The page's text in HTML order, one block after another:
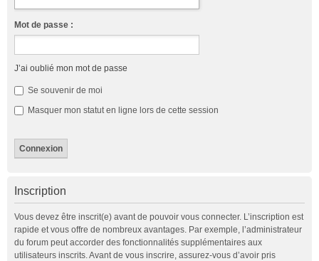
Mot de passe :
J’ai oublié mon mot de passe
Se souvenir de moi
Masquer mon statut en ligne lors de cette session
Inscription
Vous devez être inscrit(e) avant de pouvoir vous connecter. L’inscription est
rapide et vous offre de nombreux avantages. Par exemple, l’administrateur
du forum peut accorder des fonctionnalités supplémentaires aux
utilisateurs inscrits. Avant de vous inscrire, assurez-vous d’avoir pris